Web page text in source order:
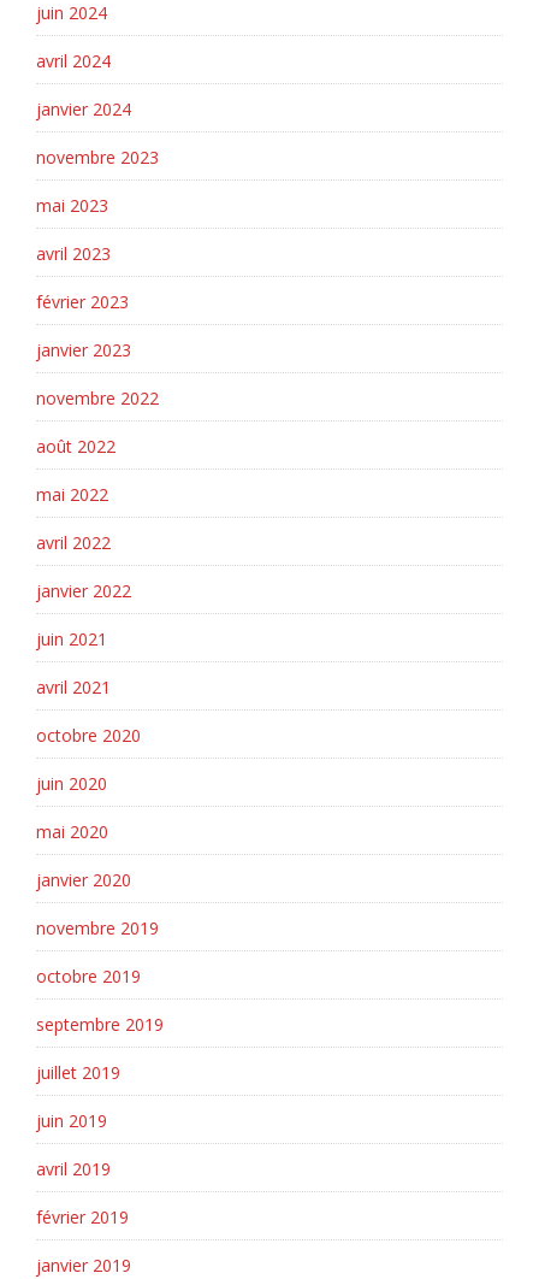
juin 2024
avril 2024
janvier 2024
novembre 2023
mai 2023
avril 2023
février 2023
janvier 2023
novembre 2022
août 2022
mai 2022
avril 2022
janvier 2022
juin 2021
avril 2021
octobre 2020
juin 2020
mai 2020
janvier 2020
novembre 2019
octobre 2019
septembre 2019
juillet 2019
juin 2019
avril 2019
février 2019
janvier 2019